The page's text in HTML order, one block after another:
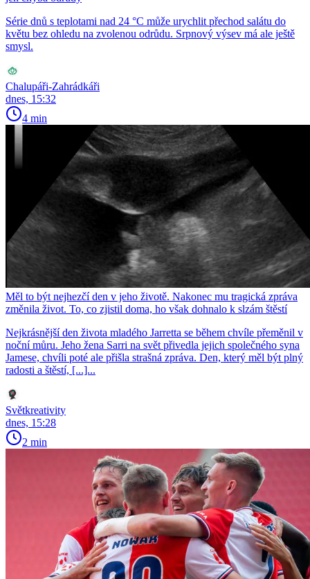
Série dnů s teplotami nad 24 °C může urychlit přechod salátu do
květu bez ohledu na zvolenou odrůdu. Srpnový výsev má ale ještě
smysl.
Chalupáři-Zahrádkáři
dnes, 15:32
4 min
Měl to být nejhezčí den v jeho životě. Nakonec mu tragická zpráva
změnila život. To, co zjistil doma, ho však dohnalo k slzám štěstí
Nejkrásnější den života mladého Jarretta se během chvíle přeměnil v
noční můru. Jeho žena Sarri na svět přivedla jejich společného syna
Jamese, chvíli poté ale přišla strašná zpráva. Den, který měl být plný
radosti a štěstí, [...]...
Světkreativity
dnes, 15:28
2 min